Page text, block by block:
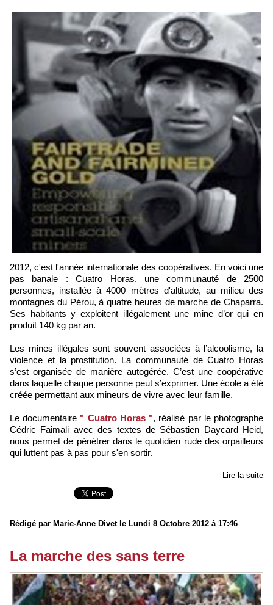
2012, c'est l'année internationale des coopératives. En voici une
pas banale : Cuatro Horas, une communauté de 2500
personnes, installée à 4000 mètres d'altitude, au milieu des
montagnes du Pérou, à quatre heures de marche de Chaparra.
Ses habitants y exploitent illégalement une mine d’or qui en
produit 140 kg par an.
Les mines illégales sont souvent associées à l’alcoolisme, la
violence et la prostitution. La communauté de Cuatro Horas
s’est organisée de manière autogérée. C’est une coopérative
dans laquelle chaque personne peut s’exprimer. Une école a été
créée permettant aux mineurs de vivre avec leur famille.
Le documentaire " Cuatro Horas ", réalisé par le photographe
Cédric Faimali avec des textes de Sébastien Daycard Heid,
nous permet de pénétrer dans le quotidien rude des orpailleurs
qui luttent pas à pas pour s'en sortir.
Lire la suite
Rédigé par Marie-Anne Divet le Lundi 8 Octobre 2012 à 17:46
La marche des sans terre